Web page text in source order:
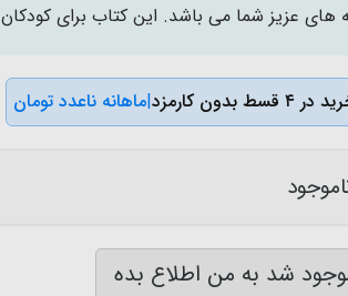
عزیز شما می باشد. این کتاب برای کودکان 5 تا 10 سال مناسب میباشد.
۴ قسط بدون کارمزد |ماهانه ناعدد تومان
شد به من اطلاع بده